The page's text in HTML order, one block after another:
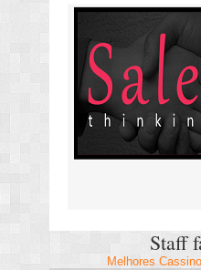
Staff
Melhores